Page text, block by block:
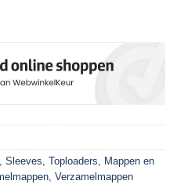
Sleeves, Toploaders, Mappen en
Verzamelmappen